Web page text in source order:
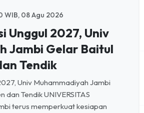
WIB, 08 Agu 2026
Unggul 2027, Univ
Jambi Gelar Baitul
Tendik
Univ Muhammadiyah Jambi
Tendik UNIVERSITAS
terus memperkuat kesiapan